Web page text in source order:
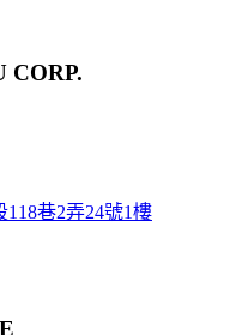
CORP.
巷2弄24號1樓